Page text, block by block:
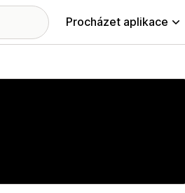
Procházet aplikace